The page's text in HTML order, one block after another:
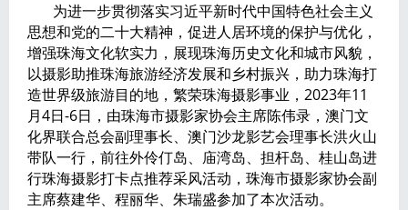
为进一步贯彻落实习近平新时代中国特色社会主义
思想和党的二十大精神，促进人居环境的保护与优化，
增强珠海文化软实力，展现珠海历史文化和城市风貌，
以摄影助推珠海旅游经济发展和乡村振兴，助力珠海打
造世界级旅游目的地，繁荣珠海摄影事业，2023年11
月4日-6日，由珠海市摄影家协会主席陈伟录，澳门文
化界联合总会副理事长、澳门沙龙影艺会理事长洪火山
带队一行，前往外伶仃岛、庙湾岛、担杆岛、桂山岛进
行珠海摄影打卡点推荐采风活动，珠海市摄影家协会副
主席蔡建华、程丽华、朱瑞盛参加了本次活动。